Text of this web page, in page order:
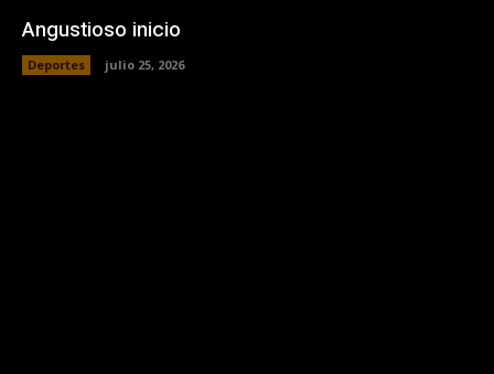
Angustioso inicio
Deportes julio 25, 2026